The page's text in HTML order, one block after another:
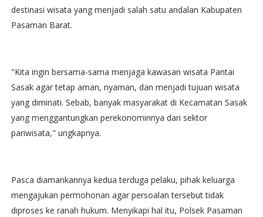
destinasi wisata yang menjadi salah satu andalan Kabupaten
Pasaman Barat.
"Kita ingin bersama-sama menjaga kawasan wisata Pantai
Sasak agar tetap aman, nyaman, dan menjadi tujuan wisata
yang diminati. Sebab, banyak masyarakat di Kecamatan Sasak
yang menggantungkan perekonominnya dari sektor
pariwisata," ungkapnya.
Pasca diamankannya kedua terduga pelaku, pihak keluarga
mengajukan permohonan agar persoalan tersebut tidak
diproses ke ranah hukum. Menyikapi hal itu, Polsek Pasaman